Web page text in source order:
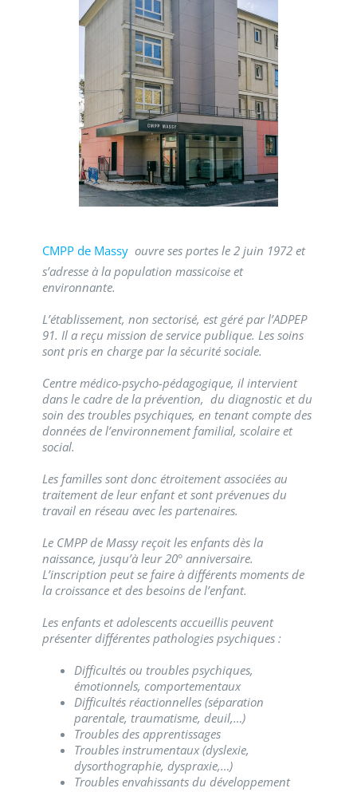
CMPP de Massy ouvre ses portes le 2 juin 1972 et
s’adresse à la population massicoise et
environnante.
L’établissement, non sectorisé, est géré par l’ADPEP
91. Il a reçu mission de service publique. Les soins
sont pris en charge par la sécurité sociale.
Centre médico-psycho-pédagogique, il intervient
dans le cadre de la prévention, du diagnostic et du
soin des troubles psychiques, en tenant compte des
données de l’environnement familial, scolaire et
social.
Les familles sont donc étroitement associées au
traitement de leur enfant et sont prévenues du
travail en réseau avec les partenaires.
Le CMPP de Massy reçoit les enfants dès la
naissance, jusqu’à leur 20° anniversaire.
L’inscription peut se faire à différents moments de
la croissance et des besoins de l’enfant.
Les enfants et adolescents accueillis peuvent
présenter différentes pathologies psychiques :
Difficultés ou troubles psychiques,
émotionnels, comportementaux
Difficultés réactionnelles (séparation
parentale, traumatisme, deuil,…)
Troubles des apprentissages
Troubles instrumentaux (dyslexie,
dysorthographie, dyspraxie,…)
Troubles envahissants du développement